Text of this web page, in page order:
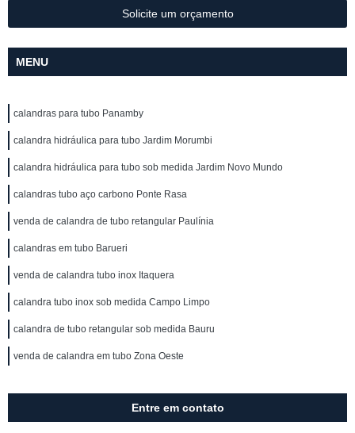
Solicite um orçamento
MENU
calandras para tubo Panamby
calandra hidráulica para tubo Jardim Morumbi
calandra hidráulica para tubo sob medida Jardim Novo Mundo
calandras tubo aço carbono Ponte Rasa
venda de calandra de tubo retangular Paulínia
calandras em tubo Barueri
venda de calandra tubo inox Itaquera
calandra tubo inox sob medida Campo Limpo
calandra de tubo retangular sob medida Bauru
venda de calandra em tubo Zona Oeste
Entre em contato